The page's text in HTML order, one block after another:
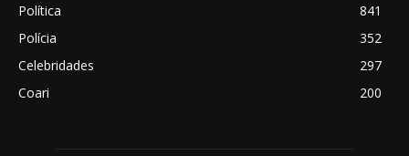
Política
841
Polícia
352
Celebridades
297
Coari
200